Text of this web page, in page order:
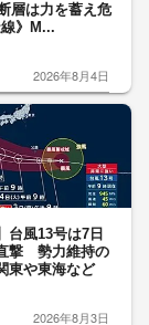
層は力を蓄え危
》M...
2026年8月4日
台風13号は7日
撃 勢力維持の
や東海など
2026年8月3日